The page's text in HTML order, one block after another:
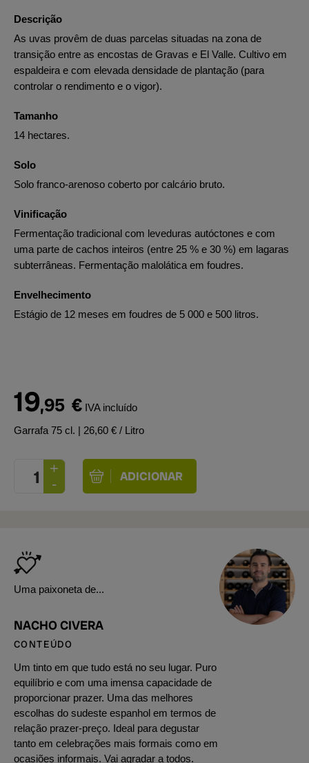
Descrição
As uvas provêm de duas parcelas situadas na zona de
transição entre as encostas de Gravas e El Valle. Cultivo em
espaldeira e com elevada densidade de plantação (para
controlar o rendimento e o vigor).
Tamanho
14 hectares.
Solo
Solo franco-arenoso coberto por calcário bruto.
Vinificação
Fermentação tradicional com leveduras autóctones e com
uma parte de cachos inteiros (entre 25 % e 30 %) em lagaras
subterrâneas. Fermentação malolática em foudres.
Envelhecimento
Estágio de 12 meses em foudres de 5 000 e 500 litros.
19,95 € IVA incluído
Garrafa 75 cl. | 26,60 € / Litro
Uma paixoneta de...
NACHO CIVERA
CONTEÚDO
Um tinto em que tudo está no seu lugar. Puro
equilíbrio e com uma imensa capacidade de
proporcionar prazer. Uma das melhores
escolhas do sudeste espanhol em termos de
relação prazer-preço. Ideal para degustar
tanto em celebrações mais formais como em
ocasiões informais. Vai agradar a todos.